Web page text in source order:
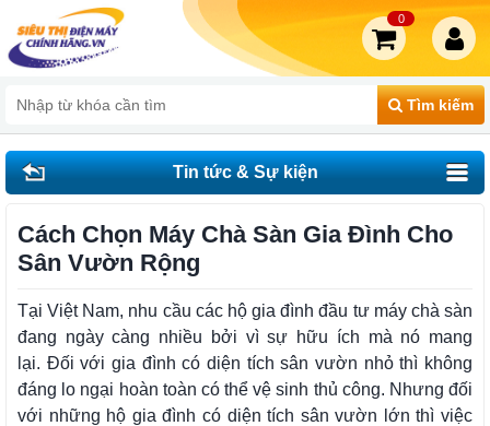
Tìm kiếm
0
Tin tức & Sự kiện
Cách Chọn Máy Chà Sàn Gia Đình Cho
Sân Vườn Rộng
Tại Việt Nam, nhu cầu các hộ gia đình đầu tư máy chà sàn
đang ngày càng nhiều bởi vì sự hữu ích mà nó mang
lại. Đối với gia đình có diện tích sân vườn nhỏ thì không
đáng lo ngại hoàn toàn có thể vệ sinh thủ công. Nhưng đối
với những hộ gia đình có diện tích sân vườn lớn thì việc